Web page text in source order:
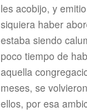
les acobijo, y
siquiera haber
estaba siendo
poco tiempo de
aquella
meses, se
ellos, por esa